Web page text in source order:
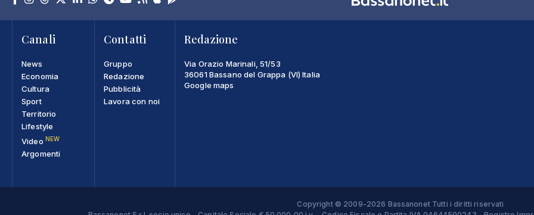
Canali
News
Economia
Cultura
Sport
Territorio
Lifestyle
Video NEW
Argomenti
Contatti
Gruppo
Redazione
Pubblicità
Lavora con noi
Redazione
Via Orazio Marinali, 51/53
36061 Bassano del Grappa (VI) Italia
Google maps
Copyright © 2009-2026 Bassanonet Tutti i diritti riservati